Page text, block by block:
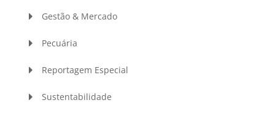
Gestão & Mercado
Pecuária
Reportagem Especial
Sustentabilidade